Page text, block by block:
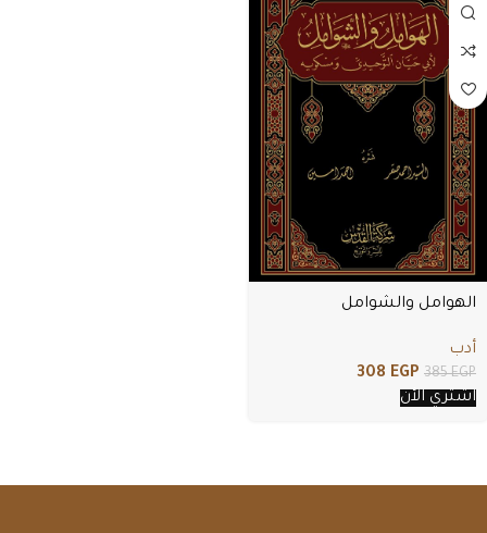
الهوامل والشوامل
أدب
385EGP
308 EGP
اشتري الأن